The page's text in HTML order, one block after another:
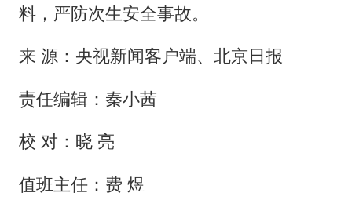
料，严防次生安全事故。
来 源：央视新闻客户端、北京日报
责任编辑：秦小茜
校 对：晓 亮
值班主任：费 煜